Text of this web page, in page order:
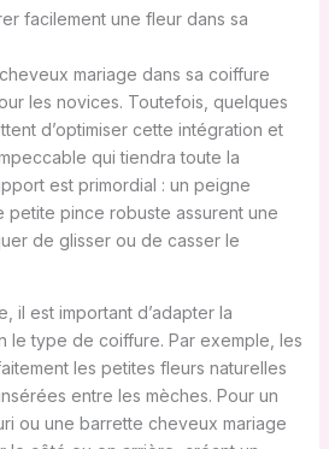
facilement une fleur dans sa
mariage dans sa coiffure
les novices. Toutefois, quelques
d’optimiser cette intégration et
qui tiendra toute la
est primordial : un peigne
petite pince robuste assurent une
de glisser ou de casser le
il est important d’adapter la
le type de coiffure. Par exemple, les
les petites fleurs naturelles
entre les mèches. Pour un
ou une barrette cheveux mariage